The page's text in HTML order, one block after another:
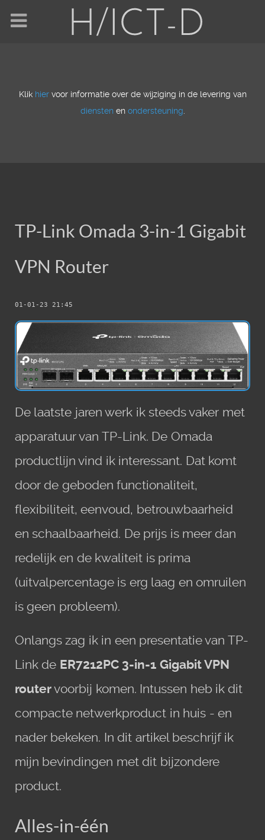
Klik hiervoor informatie over de wijziging in de levering van
dienstenen ondersteuning.
TP-Link Omada 3-in-1 Gigabit
VPN Router
01-01-23 21:45
De laatste jaren werk ik steeds vaker met
apparatuur van TP-Link. De Omada
productlijn vind ik interessant. Dat komt
door de geboden functionaliteit,
flexibiliteit, eenvoud, betrouwbaarheid
en schaalbaarheid. De prijs is meer dan
redelijk en de kwaliteit is prima
(uitvalpercentage is erg laag en omruilen
is geen probleem).
Onlangs zag ik in een presentatie van TP-
Link de ER7212PC 3-in-1 Gigabit VPN
routervoorbij komen. Intussen heb ik dit
compacte netwerkproduct in huis - en
nader bekeken. In dit artikel beschrijf ik
mijn bevindingen met dit bijzondere
product.
Alles-in-één